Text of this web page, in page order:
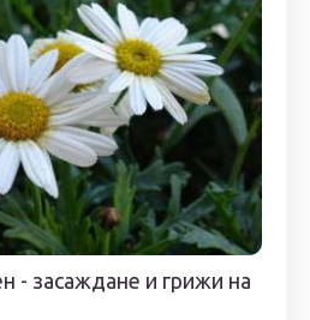
- засаждане и грижи на